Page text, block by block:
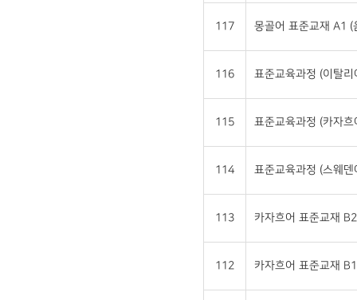
117 몽골어 표준교재 A1 (
116 표준교육과정 (이탈리
115 표준교육과정 (카자흐
114 표준교육과정 (스웨덴
113 카자흐어 표준교재
112 카자흐어 표준교재